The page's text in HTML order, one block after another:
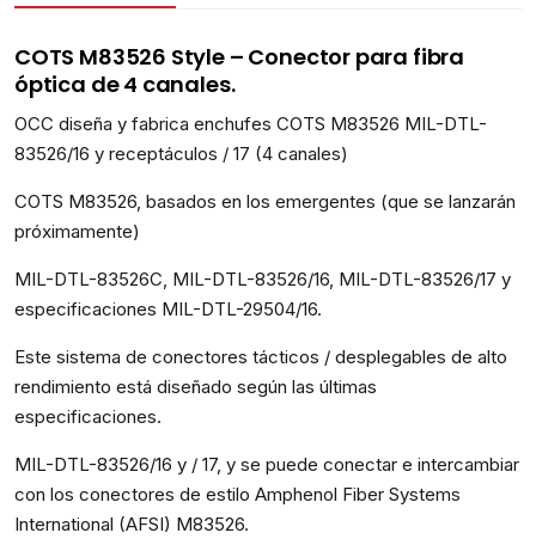
COTS M83526 Style – Conector para fibra
óptica de 4 canales.
OCC diseña y fabrica enchufes COTS M83526 MIL-DTL-
83526/16 y receptáculos / 17 (4 canales)
COTS M83526, basados ​​en los emergentes (que se lanzarán
próximamente)
MIL-DTL-83526C, MIL-DTL-83526/16, MIL-DTL-83526/17 y
especificaciones MIL-DTL-29504/16.
Este sistema de conectores tácticos / desplegables de alto
rendimiento está diseñado según las últimas
especificaciones.
MIL-DTL-83526/16 y / 17, y se puede conectar e intercambiar
con los conectores de estilo Amphenol Fiber Systems
International (AFSI) M83526.